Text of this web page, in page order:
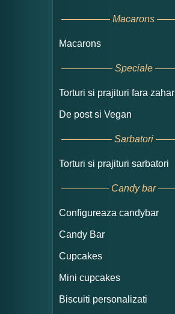
Macarons
Macarons
Speciale
Torturi si prajituri fara zahar
De post si Vegan
Sarbatori
Torturi si prajituri sarbatori
Candy bar
Configureaza candybar
Candy Bar
Cupcakes
Mini cupcakes
Biscuiti personalizati